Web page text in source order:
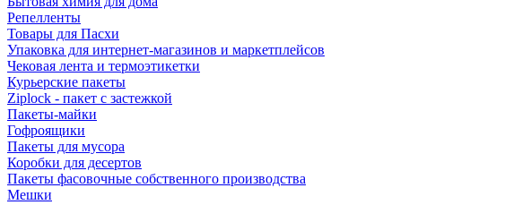
Репелленты
Товары для Пасхи
Упаковка для интернет-магазинов и маркетплейсов
Чековая лента и термоэтикетки
Курьерские пакеты
Ziplock - пакет с застежкой
Пакеты-майки
Гофроящики
Пакеты для мусора
Коробки для десертов
Пакеты фасовочные собственного производства
Мешки